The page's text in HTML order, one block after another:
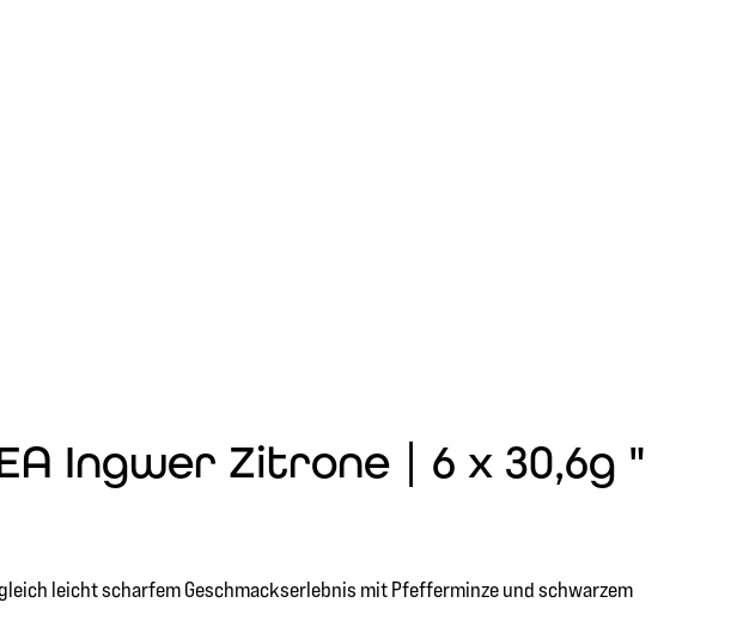
Ingwer Zitrone | 6 x 30,6g "
leicht scharfem Geschmackserlebnis mit Pfefferminze und schwarzem